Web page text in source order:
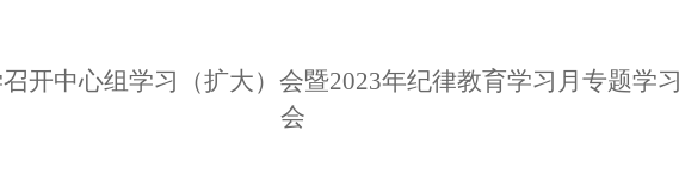
开中心组学习（扩大）会暨2023年纪律教育学习月专题学习
会